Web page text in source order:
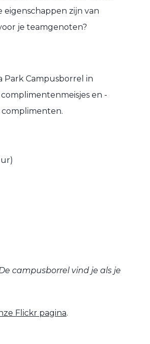
eigenschappen zijn van
je teamgenoten?
Park Campusborrel in
en -
campusborrel vind je als je
Flickr pagina.